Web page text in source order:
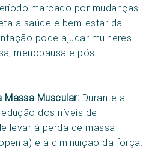
marcado por mudanças
a saúde e bem-estar da
pode ajudar mulheres
menopausa e pós-
Massa Muscular: Durante a
dos níveis de
levar à perda de massa
e à diminuição da força.